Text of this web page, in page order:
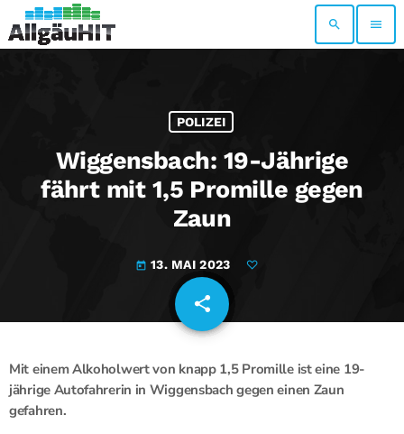
search menu
POLIZEI
Wiggensbach: 19-Jährige
fährt mit 1,5 Promille gegen
Zaun
today 13. MAI 2023
share
email
Mit einem Alkoholwert von knapp 1,5 Promille ist eine 19-
jährige Autofahrerin in Wiggensbach gegen einen Zaun
gefahren.